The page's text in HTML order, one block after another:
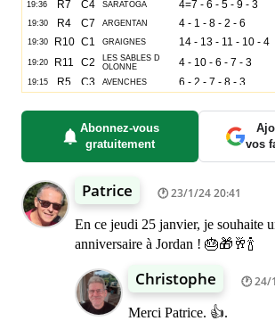
Abonnez-vous
gratuitement
vos
Patrice 23/1/24 20:41
En ce jeudi 25 janvier, je souhaite
anniversaire à Jordan ! 🎂🎁🥂🍾
Christophe 24/
Merci Patrice. 👍.